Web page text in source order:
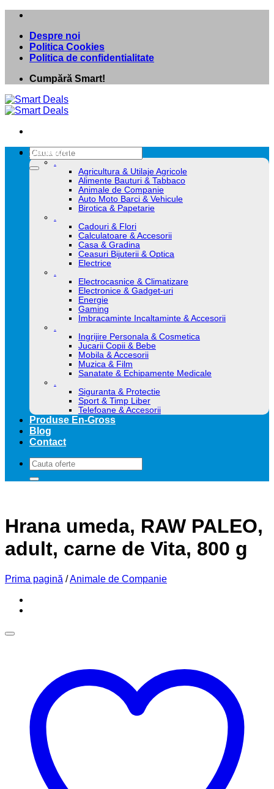
Skip
contentDespre noi
Politica Cookies
Politica de confidentialitate
Cumpără Smart!
Caută
după:
Categorii
.
Agricultura & Utilaje Agricole
Alimente Bauturi & Tabbaco
Animale de Companie
Auto Moto Barci & Vehicule
Birotica & Papetarie
.
Cadouri & Flori
Calculatoare & Accesorii
Casa & Gradina
Ceasuri Bijuterii & Optica
Electrice
.
Electrocasnice & Climatizare
Electronice & Gadget-uri
Energie
Gaming
Imbracaminte Incaltaminte & Accesorii
.
Ingrijire Personala & Cosmetica
Jucarii Copii & Bebe
Mobila & Accesorii
Muzica & Film
Sanatate & Echipamente Medicale
.
Siguranta & Protectie
Sport & Timp Liber
Telefoane & Accesorii
Produse En-Gross
Blog
Contact
Caută
după:
Hrana umeda, RAW PALEO,
adult, carne de Vita, 800 g
Prima pagină /Animale de Companie